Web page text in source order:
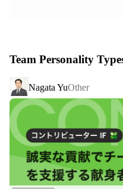
世界26カ国のネットワー
し、
一人一人が主役の会社で
トしてみませんか？
【3つの特徴】
１、徹底した教育制度で
Team Personality
Nagata YuOther